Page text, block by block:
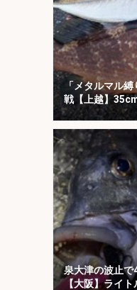
「メタルマル
戦【上越】
ト！
泉大津の波止
【大阪】ライト